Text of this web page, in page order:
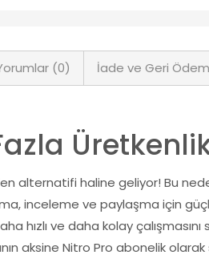
(0) İade ve Geri
alternatifi haline geliyor! Bu
inceleme ve paylaşma için
hızlı ve daha kolay
aksine Nitro Pro abonelik